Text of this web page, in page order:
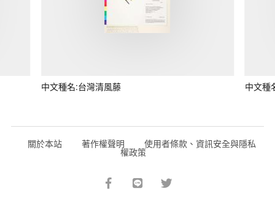
中文種名:台灣清風藤 中文種
關於本站 著作權聲明 使用者條款、資訊安全與隱私
權政策